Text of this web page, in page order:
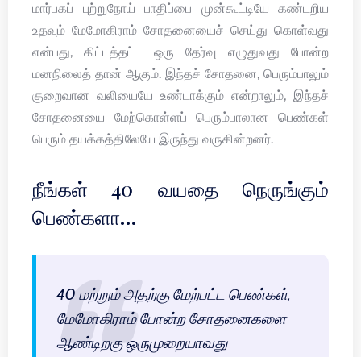
மார்பகப் புற்றுநோய் பாதிப்பை முன்கூட்டியே கண்டறிய
உதவும் மேமோகிராம் சோதனையைச் செய்து கொள்வது
என்பது, கிட்டத்தட்ட ஒரு தேர்வு எழுதுவது போன்ற
மனநிலைத் தான் ஆகும். இந்தச் சோதனை, பெரும்பாலும்
குறைவான வலியையே உண்டாக்கும் என்றாலும், இந்தச்
சோதனையை மேற்கொள்ளப் பெரும்பாலான பெண்கள்
பெரும் தயக்கத்திலேயே இருந்து வருகின்றனர்.
நீங்கள் 40 வயதை நெருங்கும்
பெண்களா…
40 மற்றும் அதற்கு மேற்பட்ட பெண்கள்,
மேமோகிராம் போன்ற சோதனைகளை
ஆண்டிறகு ஒருமுறையாவது